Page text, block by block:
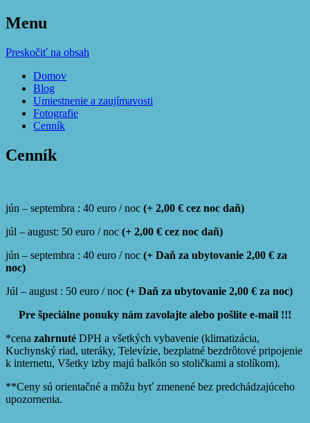
Irini Izby
Menu
Preskočiť na obsah
Domov
Blog
Umiestnenie a zaujímavosti
Fotografie
Cenník
Cenník
jún – septembra : 40 euro / noc (+ 2,00 € cez noc daň)
júl – august: 50 euro / noc (+ 2,00 € cez noc daň)
jún – septembra : 40 euro / noc (+ Daň za ubytovanie 2,00 € za
noc)
Júl – august : 50 euro / noc (+ Daň za ubytovanie 2,00 € za noc)
Pre špeciálne ponuky nám zavolajte alebo pošlite e-mail !!!
*cena zahrnuté DPH a všetkých vybavenie (klimatizácia,
Kuchynský riad, uteráky, Televízie, bezplatné bezdrôtové pripojenie
k internetu, Všetky izby majú balkón so stoličkami a stolíkom).
**Ceny sú orientačné a môžu byť zmenené bez predchádzajúceho
upozornenia.